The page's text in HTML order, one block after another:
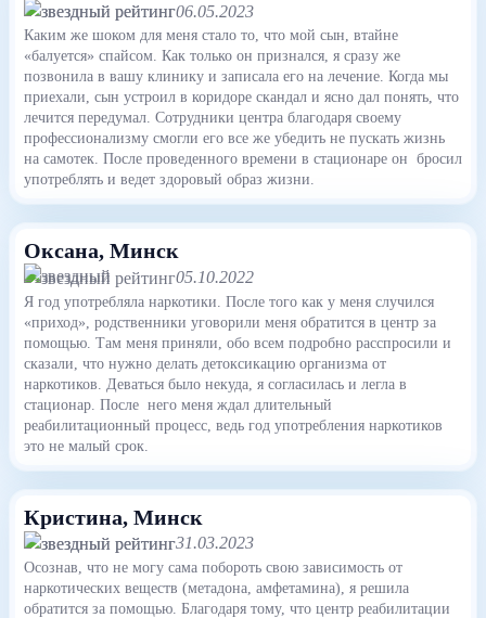
06.05.2023
Каким же шоком для меня стало то, что мой сын, втайне
«балуется» спайсом. Как только он признался, я сразу же
позвонила в вашу клинику и записала его на лечение. Когда мы
приехали, сын устроил в коридоре скандал и ясно дал понять, что
лечится передумал. Сотрудники центра благодаря своему
профессионализму смогли его все же убедить не пускать жизнь
на самотек. После проведенного времени в стационаре он бросил
употреблять и ведет здоровый образ жизни.
Оксана, Минск
05.10.2022
Я год употребляла наркотики. После того как у меня случился
«приход», родственники уговорили меня обратится в центр за
помощью. Там меня приняли, обо всем подробно расспросили и
сказали, что нужно делать детоксикацию организма от
наркотиков. Деваться было некуда, я согласилась и легла в
стационар. После него меня ждал длительный
реабилитационный процесс, ведь год употребления наркотиков
это не малый срок.
Кристина, Минск
31.03.2023
Осознав, что не могу сама побороть свою зависимость от
наркотических веществ (метадона, амфетамина), я решила
обратится за помощью. Благодаря тому, что центр реабилитации